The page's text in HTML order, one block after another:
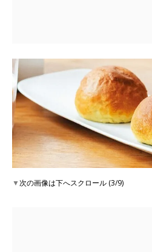
▼次の画像は下へスクロール (3/9)